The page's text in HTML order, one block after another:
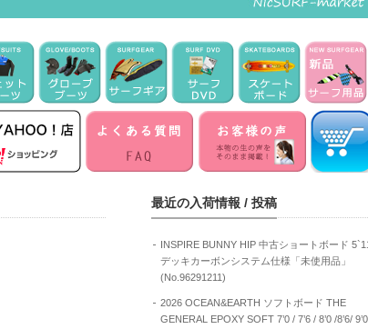
最近の入荷情報 / 投稿
INSPIRE BUNNY HIP 中古ショートボード
デッキカーボンシステム仕様「未使用品」
(No.96291211)
2026 OCEAN&EARTH ソフトボード THE
GENERAL EPOXY SOFT 7’0 / 7’6 / 8’0 /8’6/